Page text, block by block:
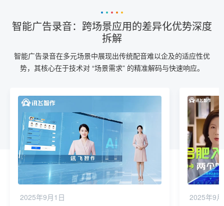
智能广告录音：跨场景应用的差异化优势深度
拆解
智能广告录音在多元场景中展现出传统配音难以企及的适应性优
势，其核心在于技术对 “场景需求” 的精准解码与快速响应。
2025年9月1日 2025年9